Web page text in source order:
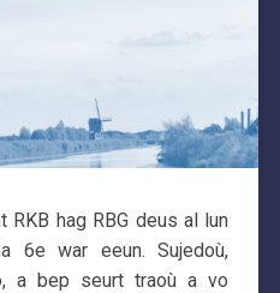
RKB hag RBG deus al lun
6e war eeun. Sujedoù,
a bep seurt traoù a vo